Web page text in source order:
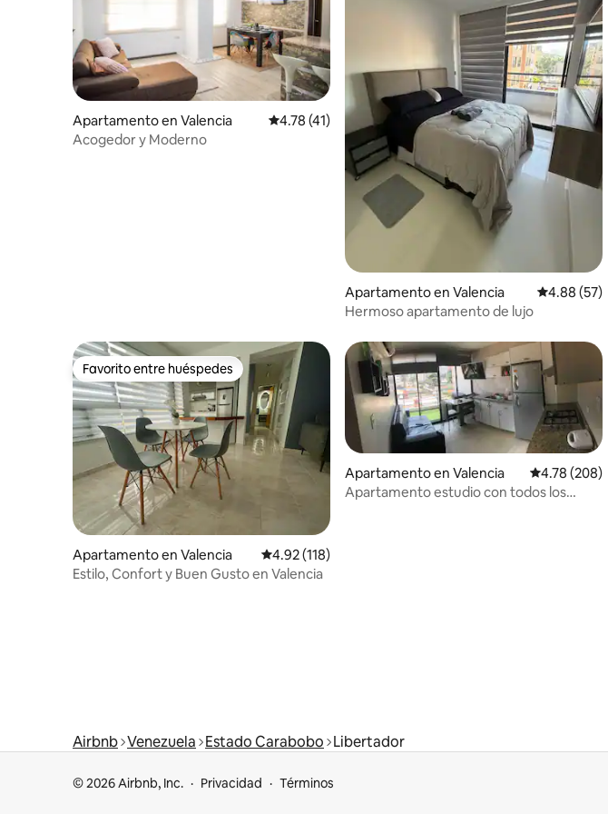
Apartamento en Valencia Calificación promedio: 4.78 de 5, 41 reseñas
4.78 (41)
Acogedor y Moderno
Apartamento en Valencia
4.88 (57)
Hermoso apartamento de lujo
Favorito entre huéspedes
Favorito entre huéspedes
Apartamento en Valencia Calificación promedio: 4.92 de 5, 118 reseñas
4.92 (118)
Estilo, Confort y Buen Gusto en Valencia
Apartamento en Valencia Calificación
4.78 (208)
Apartamento estudio con todos los
Airbnb Venezuela Estado Carabobo Libertador
© 2026 Airbnb, Inc. Privacidad Términos